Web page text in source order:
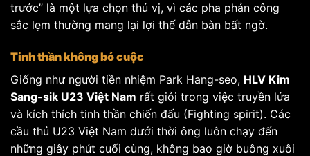
trước” là một lựa chọn thú vị, vì các pha phản công
sắc lẹm thường mang lại lợi thế dẫn bàn bất ngờ.
Tinh thần không bỏ cuộc
Giống như người tiền nhiệm Park Hang-seo, HLV Kim
Sang-sik U23 Việt Nam rất giỏi trong việc truyền lửa
và kích thích tinh thần chiến đấu (Fighting spirit). Các
cầu thủ U23 Việt Nam dưới thời ông luôn chạy đến
những giây phút cuối cùng, không bao giờ buông xuôi